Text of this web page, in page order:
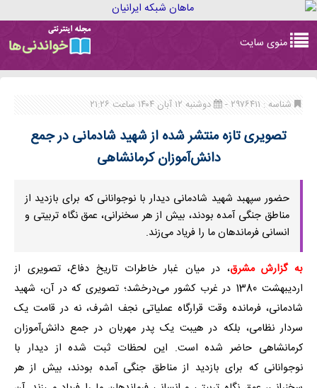
navigation
منوی سایت
شناسه : ۲۹۷۶۴۱۱ - دوشنبه ۱۲ آبان ۱۴۰۴ ساعت ۲۱:۲۶
تصویری تازه‌ منتشر شده از شهید شادمانی در جمع
دانش‌آموزان کرمانشاهی
حضور سپهبد شهید شادمانی دیدار با نوجوانانی که برای بازدید از
مناطق جنگی آمده بودند، بیش از هر سخنرانی، عمق نگاه تربیتی و
انسانی فرماندهان ما را فریاد می‌زند.
به گزارش مشرق، در میان غبار خاطرات تاریخ دفاع، تصویری از
اردیبهشت 1380 در غرب کشور می‌درخشد؛ تصویری که در آن، شهید
شادمانی، فرمانده وقت قرارگاه عملیاتی نجف اشرف، نه در قامت یک
سردار نظامی، بلکه در هیبت یک پدر مهربان در جمع دانش‌آموزان
کرمانشاهی حاضر شده است. این لحظات ثبت شده از دیدار با
نوجوانانی که برای بازدید از مناطق جنگی آمده بودند، بیش از هر